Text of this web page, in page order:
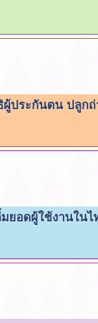
ผู้ประกันตน ปลูก
ยอดผู้ใช้งานใน